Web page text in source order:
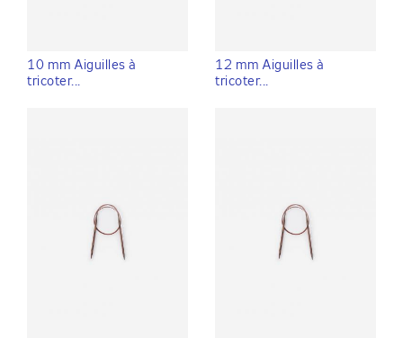
10 mm Aiguilles à
tricoter...
12 mm Aiguilles à
tricoter...